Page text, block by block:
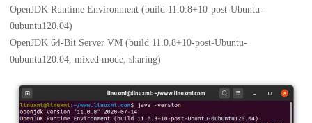
OpenJDK Runtime Environment (build 11.0.8+10-post-Ubuntu-
0ubuntu120.04)
OpenJDK 64-Bit Server VM (build 11.0.8+10-post-Ubuntu-
0ubuntu120.04, mixed mode, sharing)